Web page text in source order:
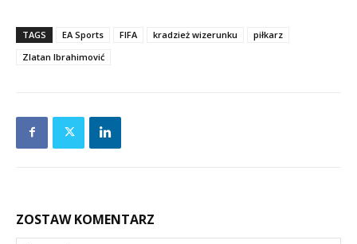
TAGS EA Sports FIFA kradzież wizerunku
piłkarz
Zlatan Ibrahimović
ZOSTAW KOMENTARZ